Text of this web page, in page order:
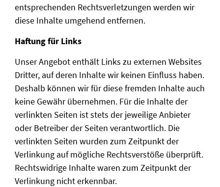
entsprechenden Rechtsverletzungen werden wir
diese Inhalte umgehend entfernen.
Haftung für Links
Unser Angebot enthält Links zu externen Websites
Dritter, auf deren Inhalte wir keinen Einfluss haben.
Deshalb können wir für diese fremden Inhalte auch
keine Gewähr übernehmen. Für die Inhalte der
verlinkten Seiten ist stets der jeweilige Anbieter
oder Betreiber der Seiten verantwortlich. Die
verlinkten Seiten wurden zum Zeitpunkt der
Verlinkung auf mögliche Rechtsverstöße überprüft.
Rechtswidrige Inhalte waren zum Zeitpunkt der
Verlinkung nicht erkennbar.